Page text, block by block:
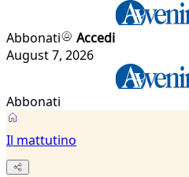
Abbonati
Accedi
August 7, 2026
Abbonati
Il mattutino